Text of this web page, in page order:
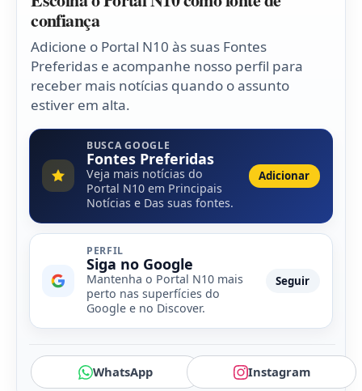
confiança
Adicione o Portal N10 às suas Fontes
Preferidas e acompanhe nosso perfil para
receber mais notícias quando o assunto
estiver em alta.
BUSCA GOOGLE
Fontes Preferidas
Veja mais notícias do
Portal N10 em Principais
Notícias e Das suas fontes.
Adicionar
PERFIL
Siga no Google
Mantenha o Portal N10 mais
perto nas superfícies do
Google e no Discover.
Seguir
WhatsApp Instagram